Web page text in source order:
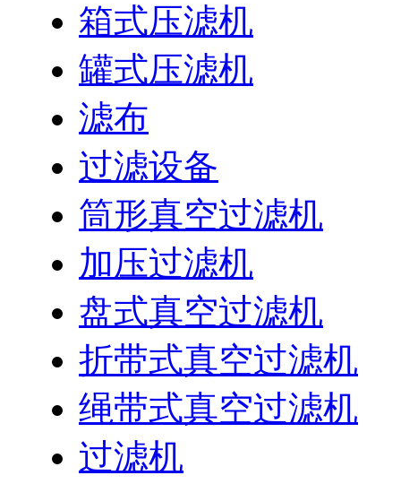
箱式压滤机
罐式压滤机
滤布
过滤设备
筒形真空过滤机
加压过滤机
盘式真空过滤机
折带式真空过滤机
绳带式真空过滤机
过滤机